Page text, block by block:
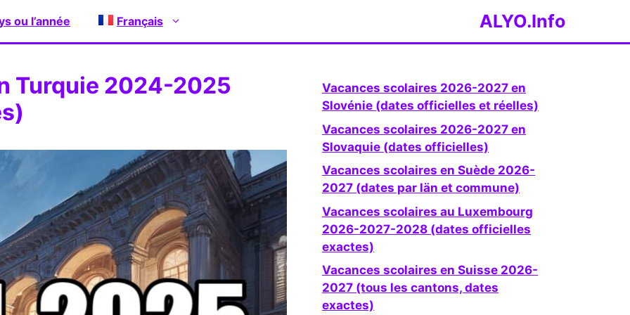
ALYO.Info
ou l’année Français
Turquie 2024-2025
Vacances scolaires 2026-2027 en
Slovénie (dates officielles et réelles)
Vacances scolaires 2026-2027 en
Slovaquie (dates officielles)
Vacances scolaires en Suède 2026-
2027 (dates par län et commune)
Vacances scolaires au Luxembourg
2026-2027-2028 (dates officielles
exactes)
Vacances scolaires en Suisse 2026-
2027 (tous les cantons, dates
exactes)